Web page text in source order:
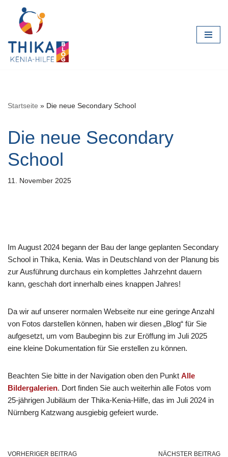
Zum
Inhalt
springen
Startseite » Die neue Secondary School
Die neue Secondary
School
11. November 2025
Im August 2024 begann der Bau der lange geplanten Secondary
School in Thika, Kenia. Was in Deutschland von der Planung bis
zur Ausführung durchaus ein komplettes Jahrzehnt dauern
kann, geschah dort innerhalb eines knappen Jahres!
Da wir auf unserer normalen Webseite nur eine geringe Anzahl
von Fotos darstellen können, haben wir diesen „Blog“ für Sie
aufgesetzt, um vom Baubeginn bis zur Eröffung im Juli 2025
eine kleine Dokumentation für Sie erstellen zu können.
Beachten Sie bitte in der Navigation oben den Punkt Alle
Bildergalerien. Dort finden Sie auch weiterhin alle Fotos vom
25-jährigen Jubiläum der Thika-Kenia-Hilfe, das im Juli 2024 in
Nürnberg Katzwang ausgiebig gefeiert wurde.
VORHERIGER BEITRAG NÄCHSTER BEITRAG